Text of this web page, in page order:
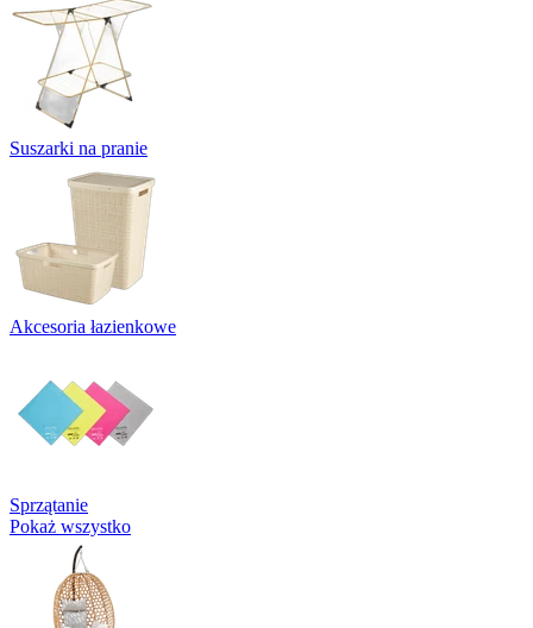
Suszarki na pranie
Akcesoria łazienkowe
Sprzątanie
Pokaż wszystko